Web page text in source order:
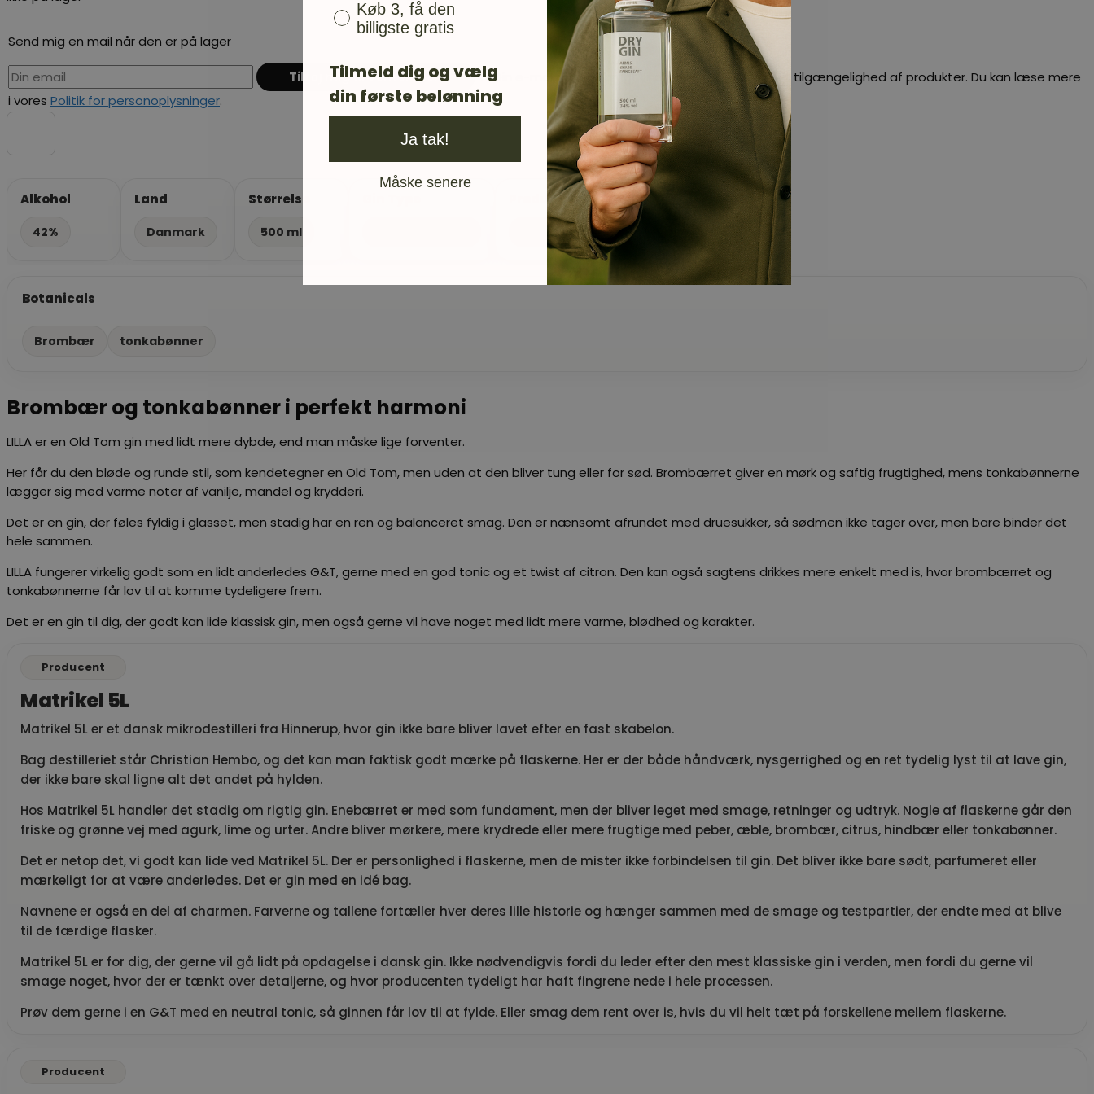
Send mig en mail når den er på lager
Din e-mail vil blive brugt til at give dig besked om tilgængelighed af produkter. Du kan læse mere
i vores Politik for personoplysninger.
Alkohol
42%
Land
Danmark
Størrelse
500 ml
Producent
Matrikel 5L
Botanicals
Brombær tonkabønner
Brombær og tonkabønner i perfekt harmoni
LILLA er en Old Tom gin med lidt mere dybde, end man måske lige forventer.
Her får du den bløde og runde stil, som kendetegner en Old Tom, men uden at den bliver tung eller for sød. Brombærret giver en mørk og saftig frugtighed, mens tonkabønnerne
lægger sig med varme noter af vanilje, mandel og krydderi.
Det er en gin, der føles fyldig i glasset, men stadig har en ren og balanceret smag. Den er nænsomt afrundet med druesukker, så sødmen ikke tager over, men bare binder det
hele sammen.
LILLA fungerer virkelig godt som en lidt anderledes G&T, gerne med en god tonic og et twist af citron. Den kan også sagtens drikkes mere enkelt med is, hvor brombærret og
tonkabønnerne får lov til at komme tydeligere frem.
Det er en gin til dig, der godt kan lide klassisk gin, men også gerne vil have noget med lidt mere varme, blødhed og karakter.
Producent
Matrikel 5L
Matrikel 5L er et dansk mikrodestilleri fra Hinnerup, hvor gin ikke bare bliver lavet efter en fast skabelon.
Bag destilleriet står Christian Hembo, og det kan man faktisk godt mærke på flaskerne. Her er der både håndværk, nysgerrighed og en ret tydelig lyst til at lave gin,
der ikke bare skal ligne alt det andet på hylden.
Hos Matrikel 5L handler det stadig om rigtig gin. Enebærret er med som fundament, men der bliver leget med smage, retninger og udtryk. Nogle af flaskerne går den
friske og grønne vej med agurk, lime og urter. Andre bliver mørkere, mere krydrede eller mere frugtige med peber, æble, brombær, citrus, hindbær eller tonkabønner.
Det er netop det, vi godt kan lide ved Matrikel 5L. Der er personlighed i flaskerne, men de mister ikke forbindelsen til gin. Det bliver ikke bare sødt, parfumeret eller
mærkeligt for at være anderledes. Det er gin med en idé bag.
Navnene er også en del af charmen. Farverne og tallene fortæller hver deres lille historie og hænger sammen med de smage og testpartier, der endte med at blive
til de færdige flasker.
Matrikel 5L er for dig, der gerne vil gå lidt på opdagelse i dansk gin. Ikke nødvendigvis fordi du leder efter den mest klassiske gin i verden, men fordi du gerne vil
smage noget, hvor der er tænkt over detaljerne, og hvor producenten tydeligt har haft fingrene nede i hele processen.
Prøv dem gerne i en G&T med en neutral tonic, så ginnen får lov til at fylde. Eller smag dem rent over is, hvis du vil helt tæt på forskellene mellem flaskerne.
Producent
Køb 3, få den
billigste gratis
Tilmeld dig og vælg
din første belønning
Ja tak!
Måske senere